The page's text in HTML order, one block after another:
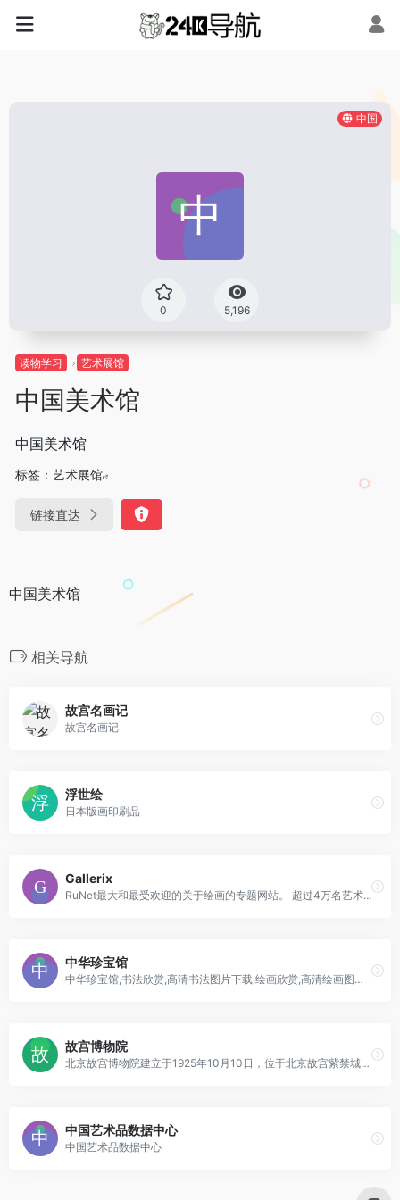
中国
0 5,196
读物学习 艺术展馆
中国美术馆
中国美术馆
标签： 艺术展馆
链接直达
中国美术馆
相关导航
故宫名画记
故宫名画记
浮世绘
日本版画印刷品
Gallerix
RuNet最大和最受欢迎的关于绘画的专题网站。 超过4万名艺术家，从我们同时代的人到已经熟知的老主人。 来自私人收藏和世界上最好的博物馆的50多万幅画作。
中华珍宝馆
中华珍宝馆,书法欣赏,高清书法图片下载,绘画欣赏,高清绘画图片下载
故宫博物院
北京故宫博物院建立于1925年10月10日，位于北京故宫紫禁城内。是在明朝、清朝两代皇宫及其收藏的基础上建立起来的中国综合性博物馆，也是中国最大的古代文化艺术博物馆，其文物收藏主要来源于清代宫中旧藏，是第一批全国爱国主义教育示范基地。
中国艺术品数据中心
中国艺术品数据中心